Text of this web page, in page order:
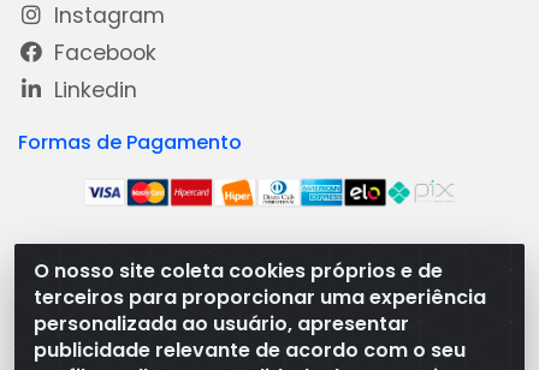
O nosso site coleta cookies próprios e de
terceiros para proporcionar uma experiência
personalizada ao usuário, apresentar
publicidade relevante de acordo com o seu
Instagram
Facebook
Linkedin
Formas de Pagamento
Medeiros Distribuidora - Rua Dias Carneiro, 1977 -
Ramal, Bacabal/MA - CEP 65.700-000 - CNPJ
08.474.030/0001-41